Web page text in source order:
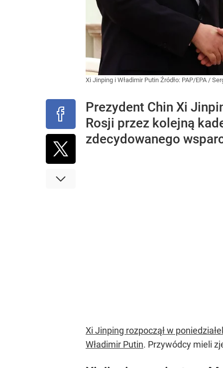
Xi Jinping i Władimir Putin Źródło: PAP/EPA /
Prezydent Chin Xi
Rosji przez kolejną
zdecydowanego
Xi Jinping rozpoczął w
Władimir Putin. Przywódcy mieli